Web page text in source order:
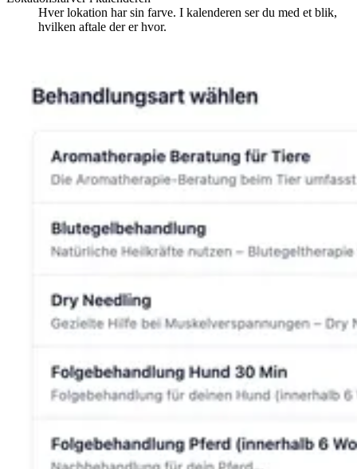
Hver lokation har sin farve. I kalenderen ser du med et blik,
hvilken aftale der er hvor.